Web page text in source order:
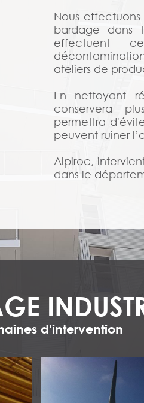
Nous
bardage dans
effectuent
ateliers de
En nettoyant
conservera
permettra
peuvent ruiner
Alpiroc,
dans le
d'intervention